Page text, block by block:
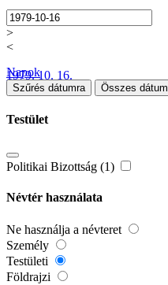
>
<
1979. 10. 16.
Napok
Szűrés dátumra Összes dátum
Testület
Politikai Bizottság (1)
Névtér használata
Ne használja a névteret
Személy
Testületi
Földrajzi